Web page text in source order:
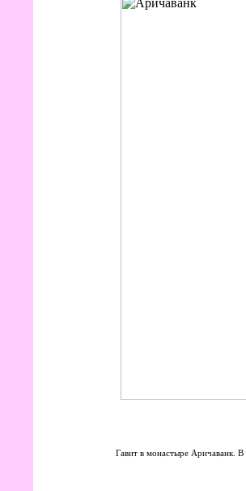
Гавит в монастыре Аричаванк. В